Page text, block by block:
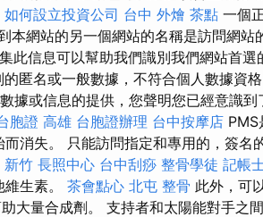
如何設立投資公司 台中 外燴 茶點 一個
本網站的另一個網站的名稱是訪問網站
此信息可以幫助我們識別我們網站首選
匿名或一般數據，不符合個人數據資
據或信息的提供，您聲明您已經意識到
胞證 高雄 台胞證辦理 台中按摩店
消失。 只能訪問指定和專用的，簽名
新竹 長照中心 台中刮痧 整骨學徒 記帳
生素。 茶會點心 北屯 整骨 此外，可
大量合成劑。 支持者和太陽能對手之